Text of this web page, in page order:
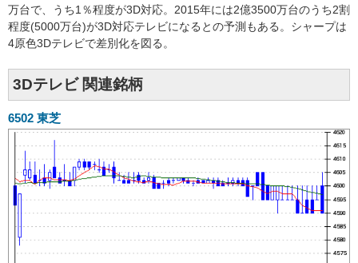
万台で、うち1％程度が3D対応。2015年には2億3500万台のうち2割
程度(5000万台)が3D対応テレビになるとの予測もある。シャープは
4原色3Dテレビで差別化を図る。
3Dテレビ 関連銘柄
6502 東芝